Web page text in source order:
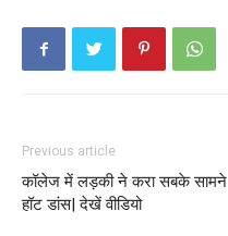
Previous article
कॉलेज में लड़की ने करा सबके सामने
हॉट डांस| देखें वीडियो